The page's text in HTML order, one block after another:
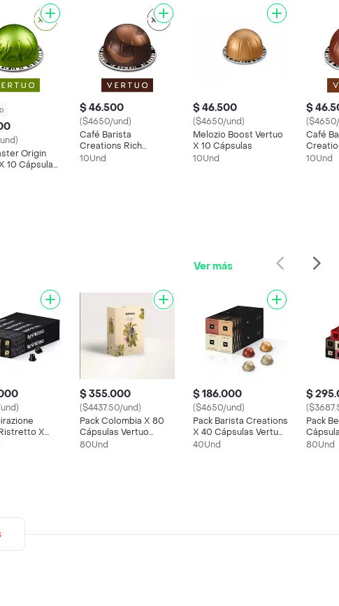
Origin
10 Cápsulas
$ 46.500
($4650/und)
Café Barista
Creations Rich
Chocolate X 10
10Und
$ 46.500
($4650/und)
Melozio Boost Vertuo
X 10 Cápsulas
10Und
$
Café
10Und
Ver más
X
De Café
$ 355.000
($4437.50/und)
Pack Colombia X 80
Cápsulas Vertuo
Nespresso
80Und
$ 186.000
($4650/und)
Pack Barista Creations
X 40 Cápsulas Vertuo
Nespresso
40Und
$
Pack
80Und